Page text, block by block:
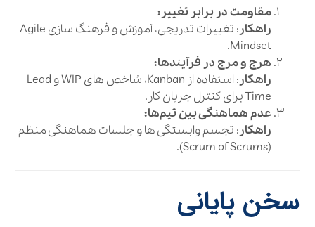
مقاومت در برابر تغییر:
راهکار
: تغییرات تدریجی، آموزش و فرهنگ‌ سازی Agile
Mindset.
هرج و مرج در فرآیندها:
راهکار
: استفاده از Kanban، شاخص‌ های WIP و Lead
Time برای کنترل جریان کار.
عدم هماهنگی بین تیم‌ها:
راهکار: تجسم وابستگی‌ ها و جلسات هماهنگی منظم
(Scrum of Scrums).
سخن پایانی